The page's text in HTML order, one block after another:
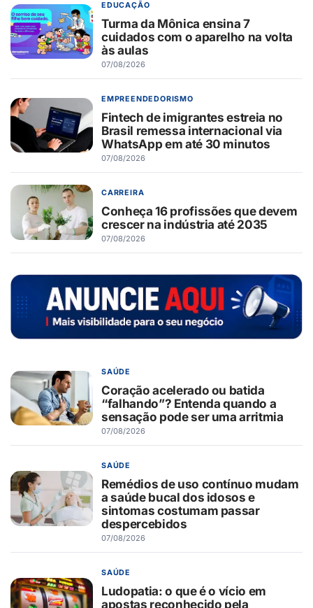
EDUCAÇÃO
Turma da Mônica ensina 7
cuidados com o aparelho na volta
às aulas
07/08/2026
EMPREENDEDORISMO
Fintech de imigrantes estreia no
Brasil remessa internacional via
WhatsApp em até 30 minutos
07/08/2026
CARREIRA
Conheça 16 profissões que devem
crescer na indústria até 2035
07/08/2026
SAÚDE
Coração acelerado ou batida
“falhando”? Entenda quando a
sensação pode ser uma arritmia
07/08/2026
SAÚDE
Remédios de uso contínuo mudam
a saúde bucal dos idosos e
sintomas costumam passar
despercebidos
07/08/2026
SAÚDE
Ludopatia: o que é o vício em
apostas reconhecido pela